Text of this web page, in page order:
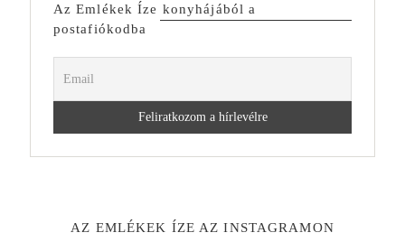
Az Emlékek Íze konyhájából a
postafiókodba
AZ EMLÉKEK ÍZE AZ INSTAGRAMON